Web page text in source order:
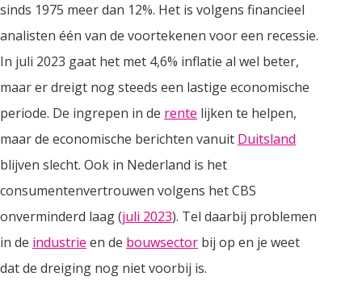
sinds 1975 meer dan 12%. Het is volgens financieel
analisten één van de voortekenen voor een recessie.
In juli 2023 gaat het met 4,6% inflatie al wel beter,
maar er dreigt nog steeds een lastige economische
periode. De ingrepen in de rente lijken te helpen,
maar de economische berichten vanuit Duitsland
blijven slecht. Ook in Nederland is het
consumentenvertrouwen volgens het CBS
onverminderd laag (juli 2023). Tel daarbij problemen
in de industrie en de bouwsector bij op en je weet
dat de dreiging nog niet voorbij is.